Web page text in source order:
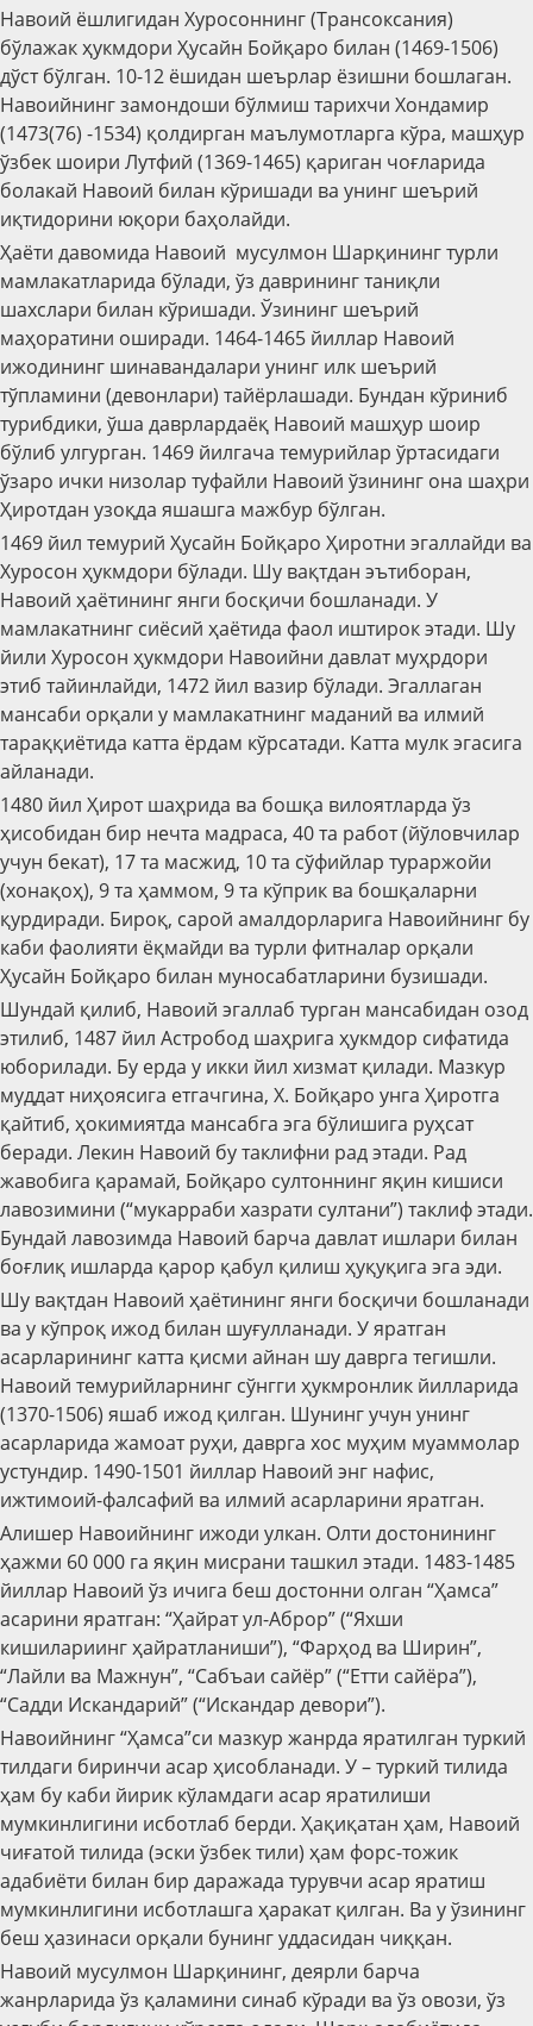
Навоий ёшлигидан Хуросоннинг (Трансоксания)
бўлажак ҳукмдори Ҳусайн Бойқаро билан (1469-1506)
дўст бўлган. 10-12 ёшидан шеърлар ёзишни бошлаган.
Навоийнинг замондоши бўлмиш тарихчи Хондамир
(1473(76) -1534) қолдирган маълумотларга кўра, машҳур
ўзбек шоири Лутфий (1369-1465) қариган чоғларида
болакай Навоий билан кўришади ва унинг шеърий
иқтидорини юқори баҳолайди.
Ҳаёти давомида Навоий мусулмон Шарқининг турли
мамлакатларида бўлади, ўз даврининг таниқли
шахслари билан кўришади. Ўзининг шеърий
маҳоратини оширади. 1464-1465 йиллар Навоий
ижодининг шинавандалари унинг илк шеърий
тўпламини (девонлари) тайёрлашади. Бундан кўриниб
турибдики, ўша даврлардаёқ Навоий машҳур шоир
бўлиб улгурган. 1469 йилгача темурийлар ўртасидаги
ўзаро ички низолар туфайли Навоий ўзининг она шаҳри
Ҳиротдан узоқда яшашга мажбур бўлган.
1469 йил темурий Ҳусайн Бойқаро Ҳиротни эгаллайди ва
Хуросон ҳукмдори бўлади. Шу вақтдан эътиборан,
Навоий ҳаётининг янги босқичи бошланади. У
мамлакатнинг сиёсий ҳаётида фаол иштирок этади. Шу
йили Хуросон ҳукмдори Навоийни давлат муҳрдори
этиб тайинлайди, 1472 йил вазир бўлади. Эгаллаган
мансаби орқали у мамлакатнинг маданий ва илмий
тараққиётида катта ёрдам кўрсатади. Катта мулк эгасига
айланади.
1480 йил Ҳирот шаҳрида ва бошқа вилоятларда ўз
ҳисобидан бир нечта мадраса, 40 та работ (йўловчилар
учун бекат), 17 та масжид, 10 та сўфийлар тураржойи
(хонақоҳ), 9 та ҳаммом, 9 та кўприк ва бошқаларни
қурдиради. Бироқ, сарой амалдорларига Навоийнинг бу
каби фаолияти ёқмайди ва турли фитналар орқали
Ҳусайн Бойқаро билан муносабатларини бузишади.
Шундай қилиб, Навоий эгаллаб турган мансабидан озод
этилиб, 1487 йил Астробод шаҳрига ҳукмдор сифатида
юборилади. Бу ерда у икки йил хизмат қилади. Мазкур
муддат ниҳоясига етгачгина, Х. Бойқаро унга Ҳиротга
қайтиб, ҳокимиятда мансабга эга бўлишига руҳсат
беради. Лекин Навоий бу таклифни рад этади. Рад
жавобига қарамай, Бойқаро султоннинг яқин кишиси
лавозимини (“мукарраби хазрати султани”) таклиф этади.
Бундай лавозимда Навоий барча давлат ишлари билан
боғлиқ ишларда қарор қабул қилиш ҳуқуқига эга эди.
Шу вақтдан Навоий ҳаётининг янги босқичи бошланади
ва у кўпроқ ижод билан шуғулланади. У яратган
асарларининг катта қисми айнан шу даврга тегишли.
Навоий темурийларнинг сўнгги ҳукмронлик йилларида
(1370-1506) яшаб ижод қилган. Шунинг учун унинг
асарларида жамоат руҳи, даврга хос муҳим муаммолар
устундир. 1490-1501 йиллар Навоий энг нафис,
ижтимоий-фалсафий ва илмий асарларини яратган.
Алишер Навоийнинг ижоди улкан. Олти достонининг
ҳажми 60 000 га яқин мисрани ташкил этади. 1483-1485
йиллар Навоий ўз ичига беш достонни олган “Ҳамса”
асарини яратган: “Ҳайрат ул-Аброр” (“Яхши
кишилариинг ҳайратланиши”), “Фарҳод ва Ширин”,
“Лайли ва Мажнун”, “Сабъаи сайёр” (“Етти сайёра”),
“Садди Искандарий” (“Искандар девори”).
Навоийнинг “Ҳамса”си мазкур жанрда яратилган туркий
тилдаги биринчи асар ҳисобланади. У – туркий тилида
ҳам бу каби йирик кўламдаги асар яратилиши
мумкинлигини исботлаб берди. Ҳақиқатан ҳам, Навоий
чиғатой тилида (эски ўзбек тили) ҳам форс-тожик
адабиёти билан бир даражада турувчи асар яратиш
мумкинлигини исботлашга ҳаракат қилган. Ва у ўзининг
беш ҳазинаси орқали бунинг уддасидан чиққан.
Навоий мусулмон Шарқининг, деярли барча
жанрларида ўз қаламини синаб кўради ва ўз овози, ўз